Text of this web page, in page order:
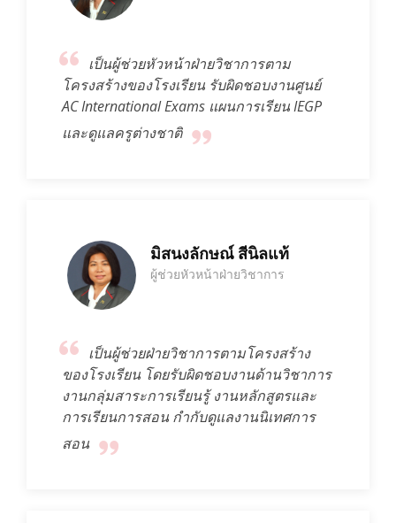
เป็นผู้ช่วยหัวหน้าฝ่ายวิชาการตาม
โครงสร้างของโรงเรียน รับผิดชอบงานศูนย์
AC International Exams แผนการเรียน IEGP
และดูแลครูต่างชาติ
มิสนงลักษณ์ สีนิลแท้
ผู้ช่วยหัวหน้าฝ่ายวิชาการ
เป็นผู้ช่วยฝ่ายวิชาการตามโครงสร้าง
ของโรงเรียน โดยรับผิดชอบงานด้านวิชาการ
งานกลุ่มสาระการเรียนรู้ งานหลักสูตรและ
การเรียนการสอน กำกับดูแลงานนิเทศการ
สอน